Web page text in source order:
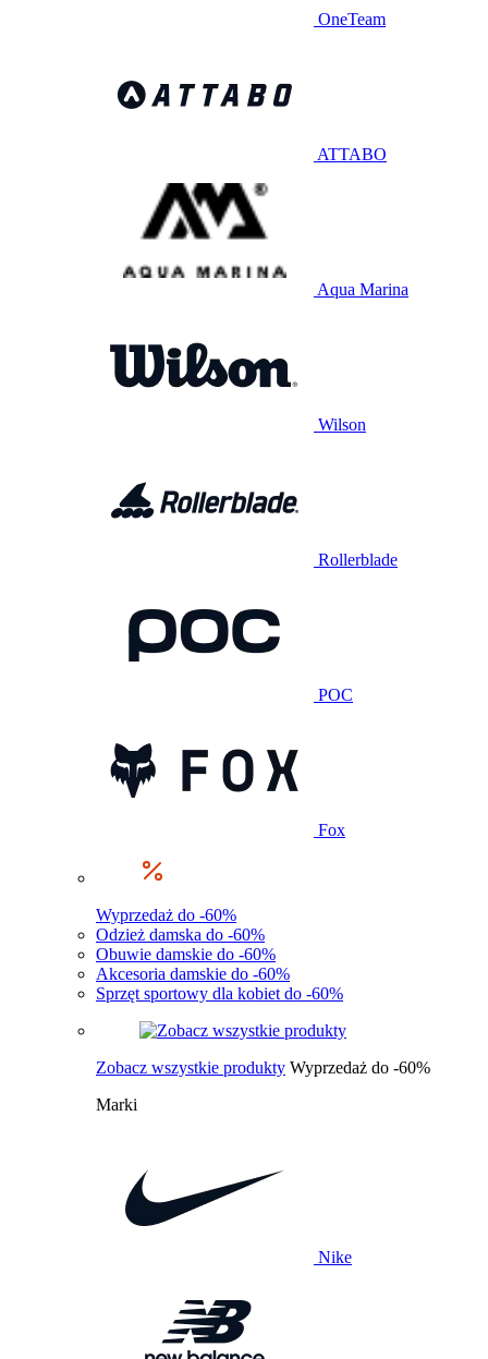
OneTeam
ATTABO
Aqua Marina
Wilson
Rollerblade
POC
Fox
Wyprzedaż do -60%
Odzież damska do -60%
Obuwie damskie do -60%
Akcesoria damskie do -60%
Sprzęt sportowy dla kobiet do -60%
Zobacz wszystkie produkty Wyprzedaż do -60%
Marki
Nike